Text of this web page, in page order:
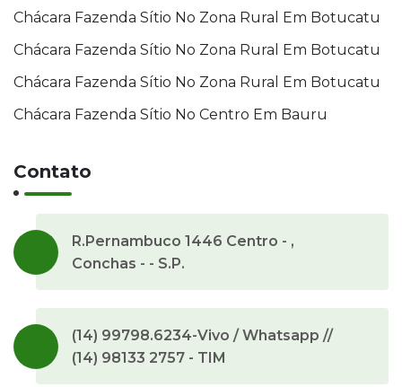
Chácara Fazenda Sítio No Zona Rural Em Botucatu
Chácara Fazenda Sítio No Zona Rural Em Botucatu
Chácara Fazenda Sítio No Zona Rural Em Botucatu
Chácara Fazenda Sítio No Centro Em Bauru
Contato
R.Pernambuco 1446 Centro - ,
Conchas - - S.P.
(14) 99798.6234-Vivo / Whatsapp //
(14) 98133 2757 - TIM